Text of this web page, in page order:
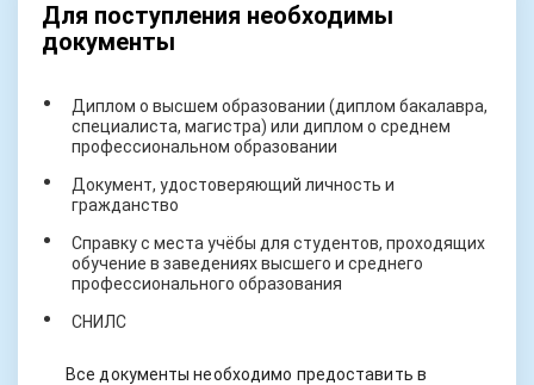
Для поступления необходимы
документы
Диплом о высшем образовании (диплом бакалавра,
специалиста, магистра) или диплом о среднем
профессиональном образовании
Документ, удостоверяющий личность и
гражданство
Справку с места учёбы для студентов, проходящих
обучение в заведениях высшего и среднего
профессионального образования
СНИЛС
Все документы необходимо предоставить в